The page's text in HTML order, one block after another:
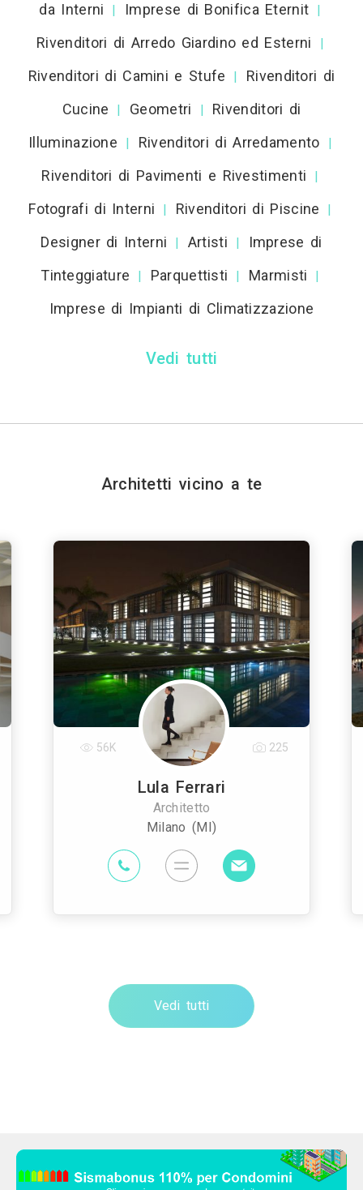
da Interni
| Imprese di Bonifica Eternit |
Rivenditori di Arredo Giardino ed Esterni |
Rivenditori di Camini e Stufe |
Rivenditori di
Cucine
| Geometri |
Rivenditori di
Illuminazione
| Rivenditori di Arredamento |
Rivenditori di Pavimenti e Rivestimenti |
Fotografi di Interni | Rivenditori di Piscine |
Designer di Interni | Artisti |
Imprese di
Tinteggiature
| Parquettisti | Marmisti |
Imprese di Impianti di Climatizzazione
Vedi tutti
Architetti vicino a te
Lula Ferrari
Architetto
Milano (MI)
56K 225
Vedi tutti